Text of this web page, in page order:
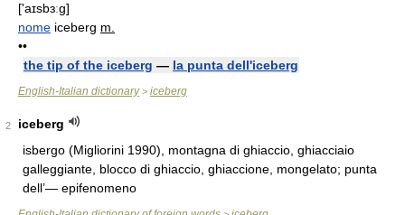
['aɪsbɜːg]
nome iceberg m.
••
the tip of the iceberg — la punta dell'iceberg
English-Italian dictionary> iceberg
2
iceberg
isbergo (Migliorini 1990), montagna di ghiaccio, ghiacciaio
galleggiante, blocco di ghiaccio, ghiaccione, mongelato; punta
dell’— epifenomeno